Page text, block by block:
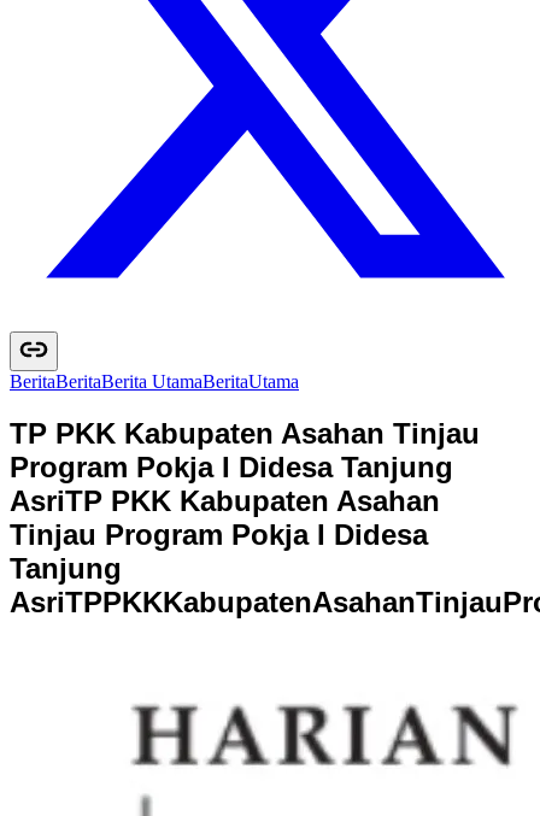
BeritaBeritaBerita UtamaBeritaUtama
TP PKK Kabupaten Asahan Tinjau
Program Pokja I Didesa Tanjung
AsriTP PKK Kabupaten Asahan
Tinjau Program Pokja I Didesa
Tanjung
AsriTPPKKKabupatenAsahanTinjauPr